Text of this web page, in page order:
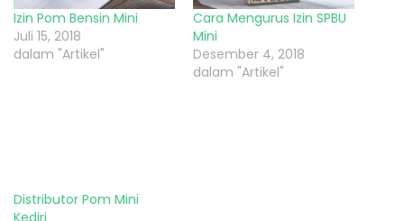
Izin Pom Bensin Mini
Juli 15, 2018
dalam "Artikel"
Cara Mengurus Izin SPBU
Mini
Desember 4, 2018
dalam "Artikel"
Distributor Pom Mini
Kediri